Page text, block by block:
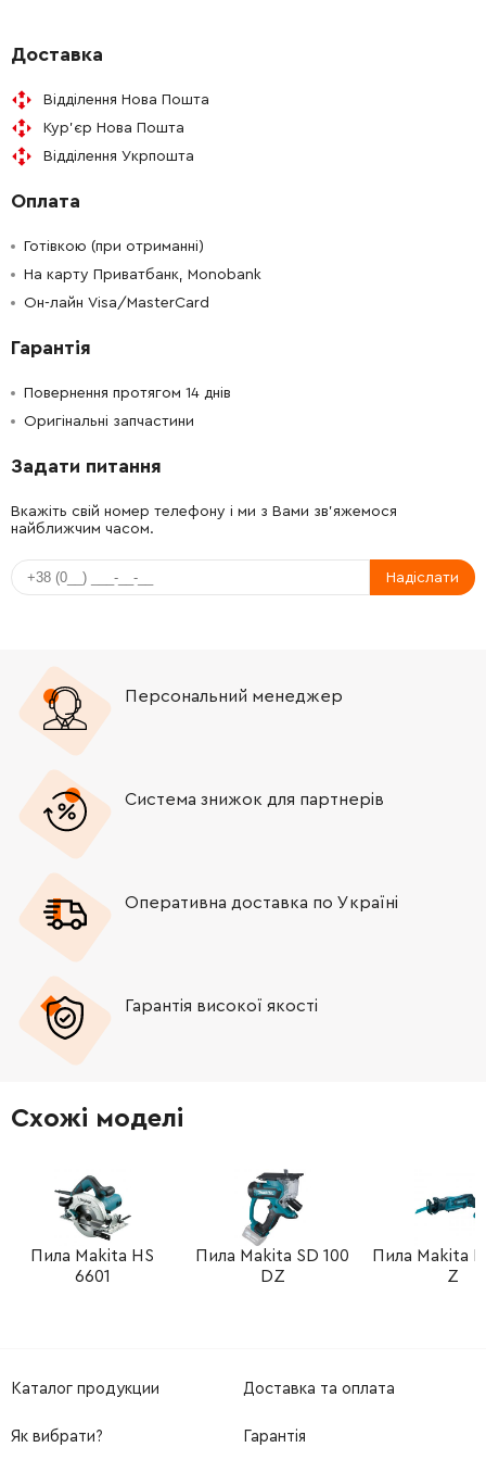
Доставка
Відділення Нова Пошта
Кур'єр Нова Пошта
Відділення Укрпошта
Оплата
Готівкою (при отриманні)
На карту Приватбанк, Monobank
Он-лайн Visa/MasterCard
Гарантія
Повернення протягом 14 днів
Оригінальні запчастини
Задати питання
Вкажіть свій номер телефону і ми з Вами зв'яжемося
найближчим часом.
Надіслати
Персональний менеджер
Система знижок для партнерів
Оперативна доставка по Україні
Гарантія високої якості
Схожі моделі
Пила Makita HS
6601
Пила Makita SD 100
DZ
Пила Makita
Z
Каталог продукции Доставка та оплата
Як вибрати? Гарантія